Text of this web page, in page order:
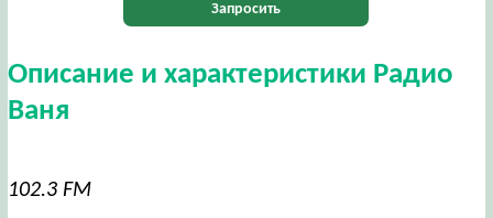
Запросить
Описание и характеристики Радио
Ваня
102.3 FM